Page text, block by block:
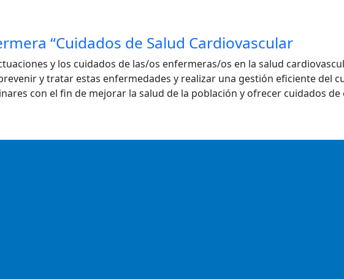
“Cuidados de Salud Cardiovascular
y los cuidados de las/os enfermeras/os en la salud
y tratar estas enfermedades y realizar una gestión eficiente del
con el fin de mejorar la salud de la población y ofrecer cuidados de